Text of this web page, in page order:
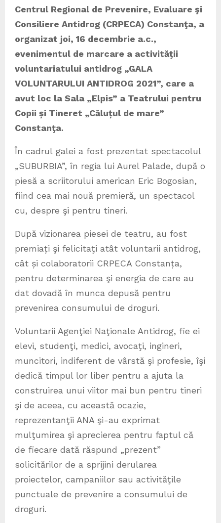
Centrul Regional de Prevenire, Evaluare şi
Consiliere Antidrog (CRPECA) Constanţa, a
organizat joi, 16 decembrie a.c.,
evenimentul de marcare a activităţii
voluntariatului antidrog „GALA
VOLUNTARULUI ANTIDROG 2021”, care a
avut loc la Sala „Elpis” a Teatrului pentru
Copii și Tineret „Căluțul de mare”
Constanţa.
În cadrul galei a fost prezentat spectacolul
„SUBURBIA”, în regia lui Aurel Palade, după o
piesă a scriitorului american Eric Bogosian,
fiind cea mai nouă premieră, un spectacol
cu, despre şi pentru tineri.
După vizionarea piesei de teatru, au fost
premiați şi felicitaţi atât voluntarii antidrog,
cât și colaboratorii CRPECA Constanța,
pentru determinarea şi energia de care au
dat dovadă în munca depusă pentru
prevenirea consumului de droguri.
Voluntarii Agenţiei Naţionale Antidrog, fie ei
elevi, studenţi, medici, avocaţi, ingineri,
muncitori, indiferent de vârstă şi profesie, îşi
dedică timpul lor liber pentru a ajuta la
construirea unui viitor mai bun pentru tineri
şi de aceea, cu această ocazie,
reprezentanţii ANA şi-au exprimat
mulţumirea şi aprecierea pentru faptul că
de fiecare dată răspund „prezent”
solicitărilor de a sprijini derularea
proiectelor, campaniilor sau activităţile
punctuale de prevenire a consumului de
droguri.